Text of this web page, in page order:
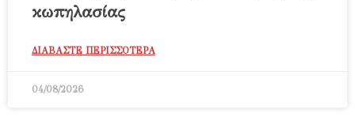
κωπηλασίας
ΔΙΑΒΑΣΤΕ ΠΕΡΙΣΣΟΤΕΡΑ
04/08/2026